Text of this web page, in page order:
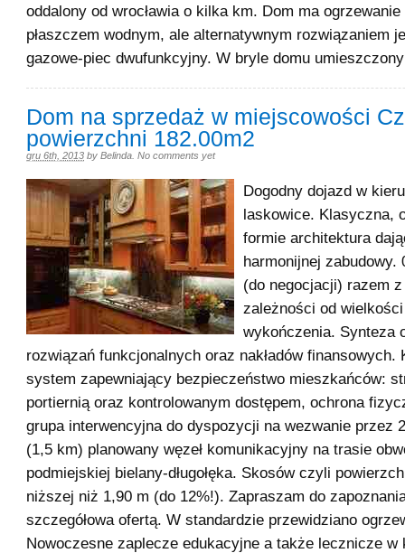
oddalony od wrocławia o kilka km. Dom ma
płaszczem wodnym, ale alternatywnym rozwiązaniem
gazowe-piec dwufunkcyjny. W bryle domu
Dom na sprzedaż w miejscowości
powierzchni 182.00m2
gru 6th, 2013 by Belinda No comments yet
Dogodny dojazd w
laskowice. Klasyczna,
formie architektura
harmonijnej zabudowy.
(do negocjacji) razem
zależności od
wykończenia. Synteza
rozwiązań funkcjonalnych oraz nakładów finansowych.
system zapewniający bezpieczeństwo mieszkańców:
portiernią oraz kontrolowanym dostępem, ochrona
grupa interwencyjna do dyspozycji na wezwanie przez
(1,5 km) planowany węzeł komunikacyjny na trasie
podmiejskiej bielany-długołęka. Skosów czyli
niższej niż 1,90 m (do 12%!). Zapraszam do
szczegółowa ofertą. W standardzie przewidziano
Nowoczesne zaplecze edukacyjne a także lecznicze w